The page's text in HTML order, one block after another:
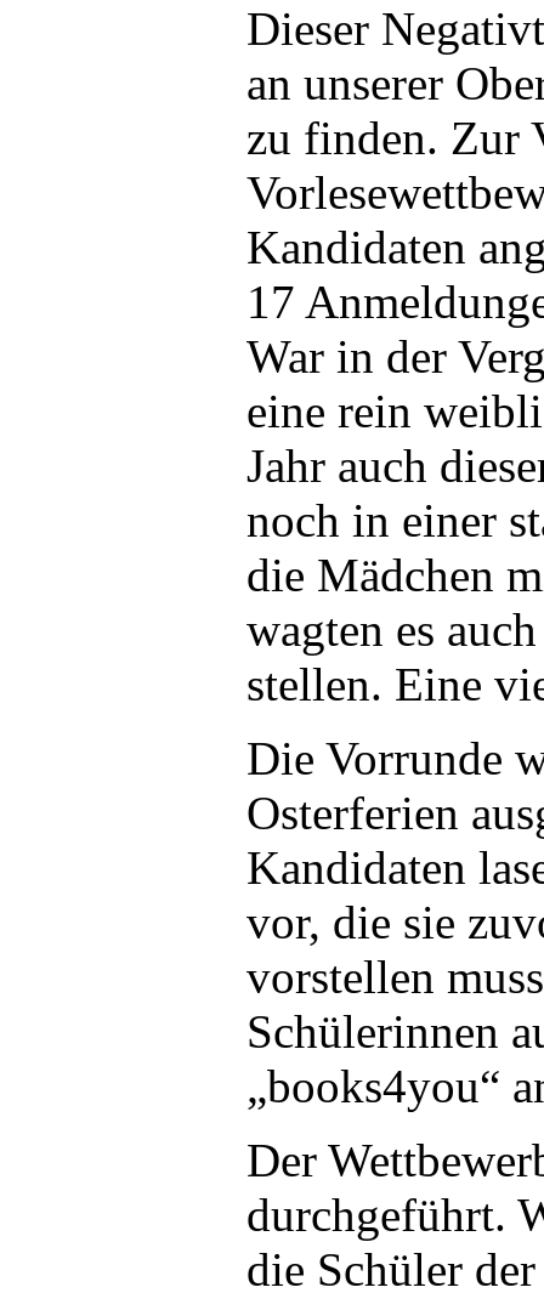
Dieser
an unserer
zu finden. Zur
Kandidaten
17
War in der
eine rein
Jahr auch
noch in einer
die Mädchen
wagten es
stellen. Eine
Die Vorrunde
Osterferien
Kandidaten
vor, die sie
vorstellen
Schülerinnen
„books4you“
Der
durchgeführt.
die Schüler